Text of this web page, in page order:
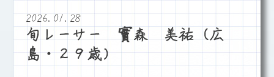
2026.01.28
旬レーサー 實森 美祐（広
島・２９歳）